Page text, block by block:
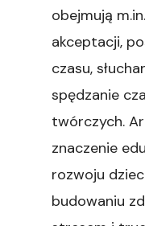
obejmują
akceptacji,
czasu,
spędzanie
twórczych.
znaczenie
rozwoju
budowaniu